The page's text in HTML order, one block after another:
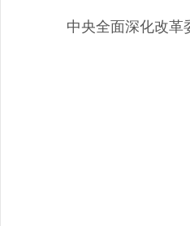
中央全面深化改革委